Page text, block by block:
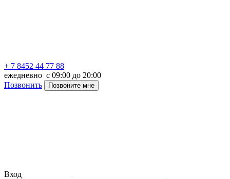
+ 7 8452 44 77 88
ежедневно с 09:00 до 20:00
Позвонить
Позвоните мне
Вход